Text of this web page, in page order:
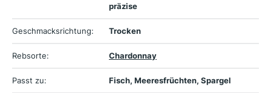
präzise
Geschmacksrichtung: Trocken
Rebsorte: Chardonnay
Passt zu: Fisch, Meeresfrüchten, Spargel